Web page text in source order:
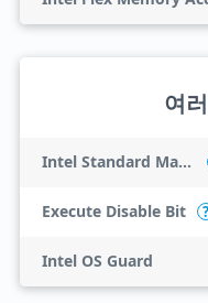
여
Intel Standard Manageability (ISM)
Execute Disable Bit ?
Intel OS Guard